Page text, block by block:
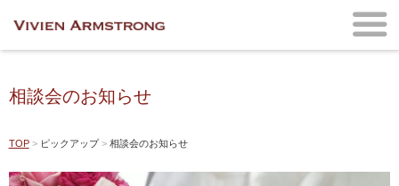
相談会のお知らせ
TOP ピックアップ 相談会のお知らせ